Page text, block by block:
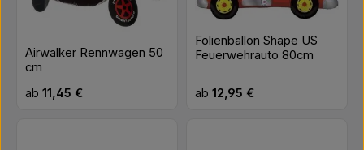
Airwalker Rennwagen 50
cm
Regulärer Preis:
ab11,45 €
Folienballon Shape US
Feuerwehrauto 80cm
Regulärer Preis:
ab12,95 €